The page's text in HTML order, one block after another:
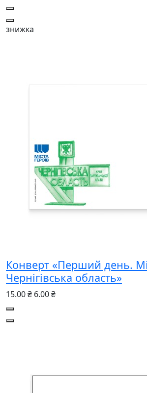
знижка
Конверт «Перший день.
Чернігівська область»
15.00 ₴ 6.00 ₴